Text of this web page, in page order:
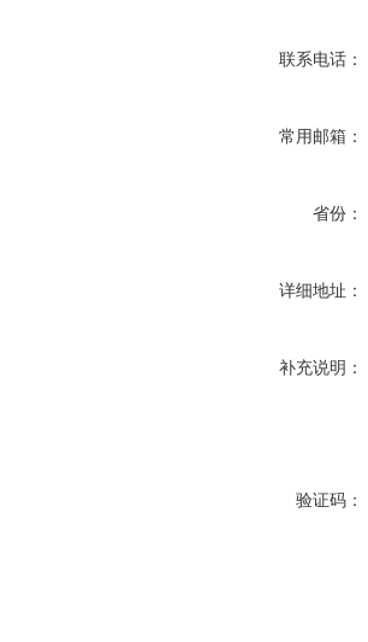
联系电话：
常用邮箱：
省份：
详细地址：
补充说明：
验证码：